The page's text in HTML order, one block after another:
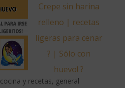
Crepe sin harina
relleno | recetas
ligeras para cenar
? | Sólo con
huevo! ?
cocina y recetas, general